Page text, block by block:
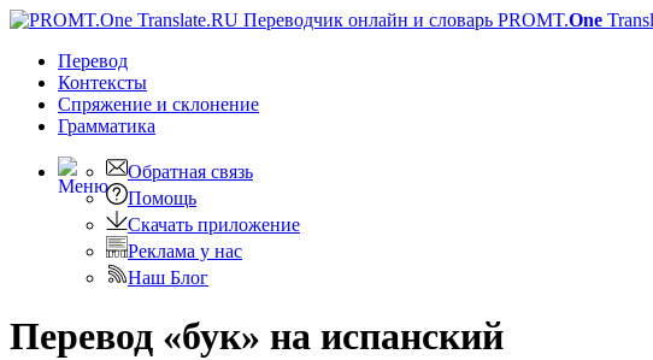
PROMT.One
Перевод
Контексты
Спряжение и склонение
Грамматика
Обратная связь
Помощь
Скачать приложение
Реклама у нас
Наш Блог
Перевод «бук» на испанский